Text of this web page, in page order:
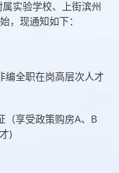
实验学校、上街滨州
，现通知如下：
编全职在岗高层次人才
享受政策购房A、B
)